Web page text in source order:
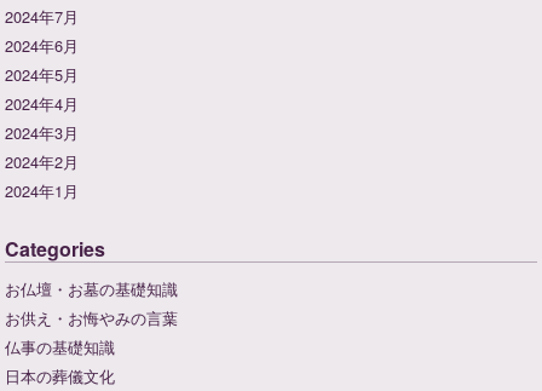
2024年7月
2024年6月
2024年5月
2024年4月
2024年3月
2024年2月
2024年1月
Categories
お仏壇・お墓の基礎知識
お供え・お悔やみの言葉
仏事の基礎知識
日本の葬儀文化